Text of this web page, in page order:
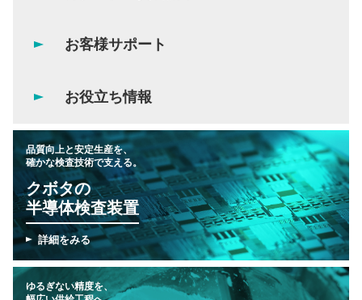
お客様サポート
お役立ち情報
品質向上と安定生産を、
確かな検査技術で支える。
クボタの
半導体検査装置
詳細をみる
ゆるぎない精度を、